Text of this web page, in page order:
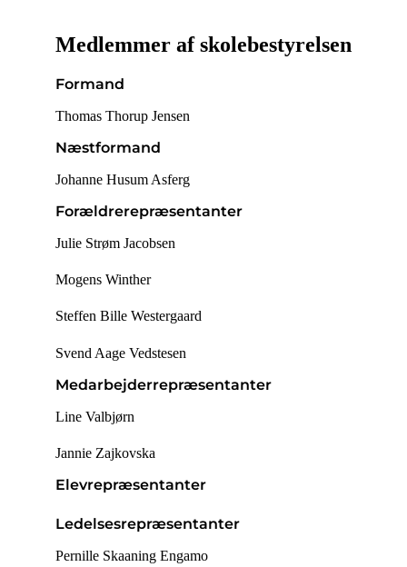
Medlemmer af skolebestyrelsen
Formand
Thomas Thorup Jensen
Næstformand
Johanne Husum Asferg
Forældrerepræsentanter
Julie Strøm Jacobsen
Mogens Winther
Steffen Bille Westergaard
Svend Aage Vedstesen
Medarbejderrepræsentanter
Line Valbjørn
Jannie Zajkovska
Elevrepræsentanter
Ledelsesrepræsentanter
Pernille Skaaning Engamo